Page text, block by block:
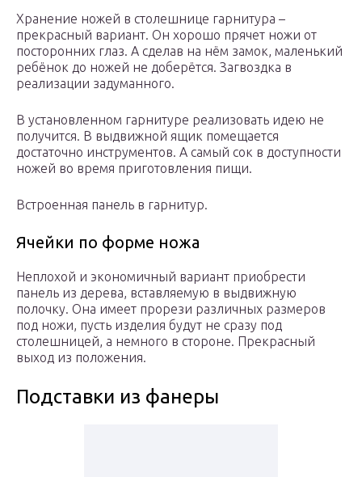
Хранение ножей в столешнице гарнитура –
прекрасный вариант. Он хорошо прячет ножи от
посторонних глаз. А сделав на нём замок, маленький
ребёнок до ножей не доберётся. Загвоздка в
реализации задуманного.
В установленном гарнитуре реализовать идею не
получится. В выдвижной ящик помещается
достаточно инструментов. А самый сок в доступности
ножей во время приготовления пищи.
Встроенная панель в гарнитур.
Ячейки по форме ножа
Неплохой и экономичный вариант приобрести
панель из дерева, вставляемую в выдвижную
полочку. Она имеет прорези различных размеров
под ножи, пусть изделия будут не сразу под
столешницей, а немного в стороне. Прекрасный
выход из положения.
Подставки из фанеры